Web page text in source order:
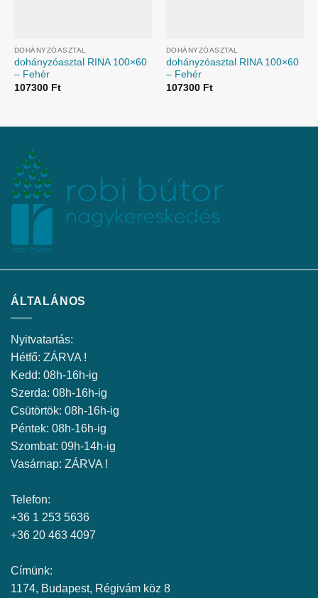
DOHÁNYZÓASZTAL
dohányzóasztal RINA 100×60
– Fehér
107300 Ft
DOHÁNYZÓASZTAL
dohányzóasztal RINA 100×60
– Fehér
107300 Ft
ÁLTALÁNOS
Nyitvatartás:
Hétfő: ZÁRVA !
Kedd: 08h-16h-ig
Szerda: 08h-16h-ig
Csütörtök: 08h-16h-ig
Péntek: 08h-16h-ig
Szombat: 09h-14h-ig
Vasárnap: ZÁRVA !
Telefon:
+36 1 253 5636
+36 20 463 4097
Címünk:
1174, Budapest, Régivám köz 8